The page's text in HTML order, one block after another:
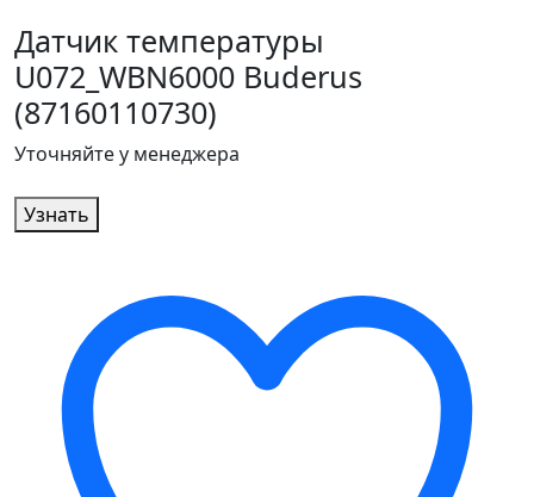
Датчик температуры
U072_WBN6000 Buderus
(87160110730)
Уточняйте у менеджера
Узнать